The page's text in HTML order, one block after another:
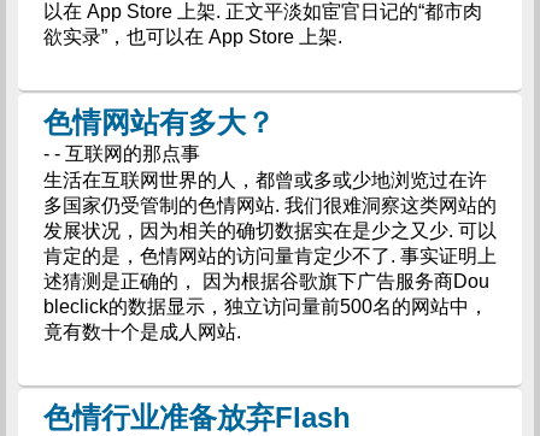
以在 App Store 上架. 正文平淡如宦官日记的“都市肉
欲实录”，也可以在 App Store 上架.
色情网站有多大？
- - 互联网的那点事
生活在互联网世界的人，都曾或多或少地浏览过在许
多国家仍受管制的色情网站. 我们很难洞察这类网站的
发展状况，因为相关的确切数据实在是少之又少. 可以
肯定的是，色情网站的访问量肯定少不了. 事实证明上
述猜测是正确的， 因为根据谷歌旗下广告服务商Dou
bleclick的数据显示，独立访问量前500名的网站中，
竟有数十个是成人网站.
色情行业准备放弃Flash